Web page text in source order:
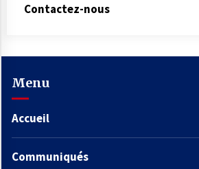
Contactez-nous
Menu
Accueil
Communiqués